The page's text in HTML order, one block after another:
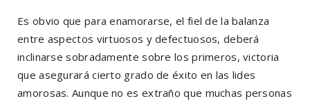
Es obvio que para enamorarse, el fiel de la balanza
entre aspectos virtuosos y defectuosos, deberá
inclinarse sobradamente sobre los primeros, victoria
que asegurará cierto grado de éxito en las lides
amorosas. Aunque no es extraño que muchas personas